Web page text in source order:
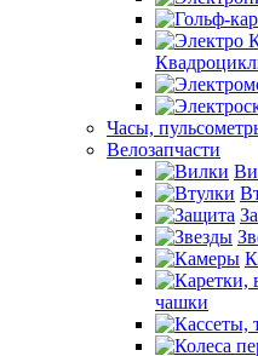
Часы,
Велозапчасти
чашки